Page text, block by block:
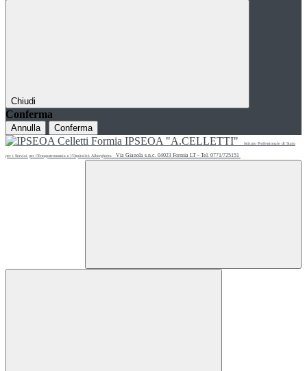
Chiudi
Conferma
Annulla Conferma
IPSEOA "A.CELLETTI" Istituto Professionale di Stato
per i Servizi per l'Enogastronomia e l'Ospitalità Alberghiera Via Gianola s.n.c. 04023 Formia LT - Tel. 0771/725151